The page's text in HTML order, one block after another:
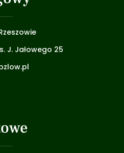
J. Jałowego 25